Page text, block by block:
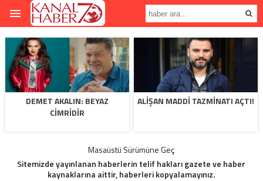
DEMET AKALIN: BEYAZ
CIMRIDIR
ALIŞAN MADDI TAZMINATI AÇTI!
Masaüstü Sürümüne Geç
Sitemizde yayınlanan haberlerin telif hakları gazete ve haber
kaynaklarına aittir, haberleri kopyalamayınız.